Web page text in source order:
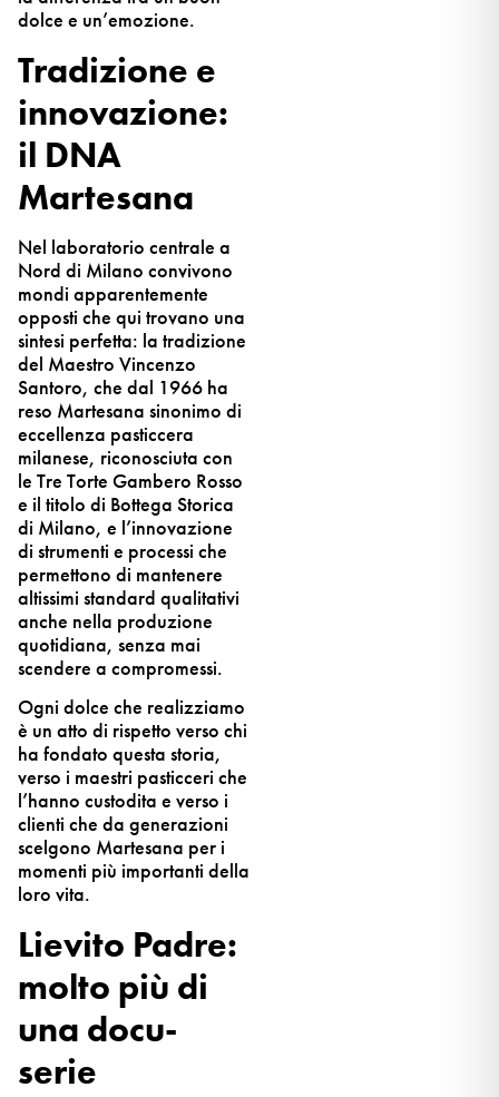
dolce e un’emozione.
Tradizione e
innovazione:
il DNA
Martesana
Nel laboratorio centrale a
Nord di Milano convivono
mondi apparentemente
opposti che qui trovano una
sintesi perfetta: la tradizione
del Maestro Vincenzo
Santoro, che dal 1966 ha
reso Martesana sinonimo di
eccellenza pasticcera
milanese, riconosciuta con
le Tre Torte Gambero Rosso
e il titolo di Bottega Storica
di Milano, e l’innovazione
di strumenti e processi che
permettono di mantenere
altissimi standard qualitativi
anche nella produzione
quotidiana, senza mai
scendere a compromessi.
Ogni dolce che realizziamo
è un atto di rispetto verso chi
ha fondato questa storia,
verso i maestri pasticceri che
l’hanno custodita e verso i
clienti che da generazioni
scelgono Martesana per i
momenti più importanti della
loro vita.
Lievito Padre:
molto più di
una docu-
serie